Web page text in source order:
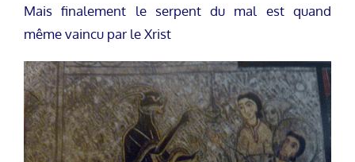
Mais finalement le serpent du mal est quand
même vaincu par le Xrist